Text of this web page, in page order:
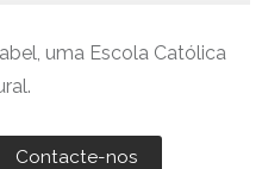
uma Escola Católica
Contacte-nos